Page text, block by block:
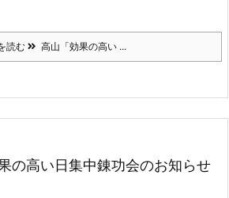
読む 高山「効果の高い ...
の高い日集中錬功会のお知らせ